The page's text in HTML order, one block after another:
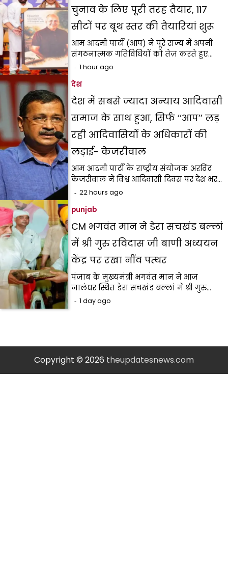
चुनाव के लिए पूरी तरह तैयार, 117
सीटों पर बूथ स्तर की तैयारियां शुरू
आम आदमी पार्टी (आप) ने पूरे राज्य में अपनी
संगठनात्मक गतिविधियों को तेज़ करते हुए…
1 hour ago
देश
देश में सबसे ज्यादा अन्याय आदिवासी
समाज के साथ हुआ, सिर्फ ‘‘आप’’ लड़
रही आदिवासियों के अधिकारों की
लड़ाई- केजरीवाल
आम आदमी पार्टी के राष्ट्रीय संयोजक अरविंद
केजरीवाल ने विश्व आदिवासी दिवस पर देश भर…
22 hours ago
punjab
CM भगवंत मान ने डेरा सचखंड बल्लां
में श्री गुरु रविदास जी बाणी अध्ययन
केंद्र पर रखा नींव पत्थर
पंजाब के मुख्यमंत्री भगवंत मान ने आज
जालंधर स्थित डेरा सचखंड बल्लां में श्री गुरु…
1 day ago
Copyright © 2026 theupdatesnews.com